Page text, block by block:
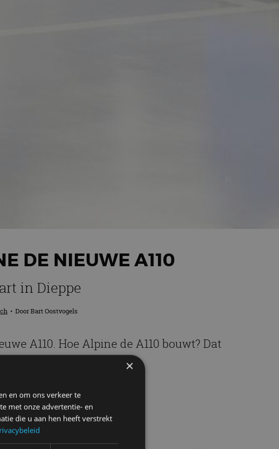
DE NIEUWE A110
in Dieppe
• DoorBart Oostvogels
A110. Hoe Alpine de A110 bouwt? Dat
nieuwsbrief!
×
en om ons verkeer te
met onze advertentie- en
die u aan hen heeft verstrekt